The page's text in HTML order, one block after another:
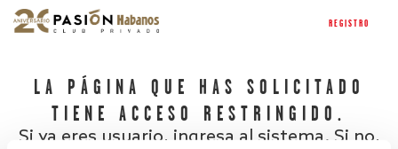
REGISTRO
LA PÁGINA QUE HAS SOLICITADO
TIENE ACCESO RESTRINGIDO.
Si ya eres usuario, ingresa al sistema. Si no,